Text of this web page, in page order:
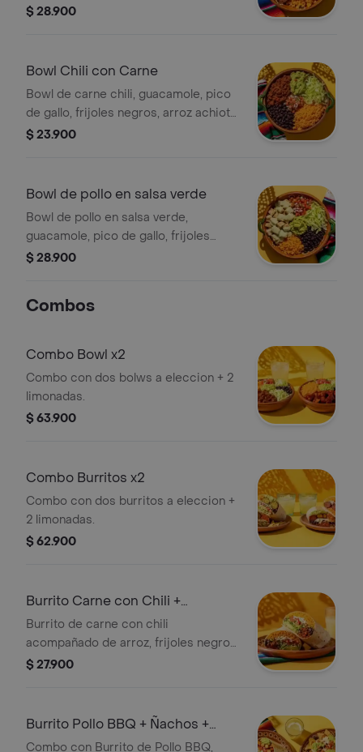
arroz achiote y lechuga.
$ 28.900
Bowl Chili con Carne
Bowl de carne chili, guacamole, pico
de gallo, frijoles negros, arroz achiote,
lechuga y salsa verde.
$ 23.900
Bowl de pollo en salsa verde
Bowl de pollo en salsa verde,
guacamole, pico de gallo, frijoles
negros, arroz achiote y lechuga.
$ 28.900
Combos
Combo Bowl x2
Combo con dos bolws a eleccion + 2
limonadas.
$ 63.900
Combo Burritos x2
Combo con dos burritos a eleccion +
2 limonadas.
$ 62.900
Burrito Carne con Chili +
Limonada
Burrito de carne con chili
acompañado de arroz, frijoles negros,
guacamole, tomate y queso, junto a
$ 27.900
Burrito Pollo BBQ + Ñachos +
Limonada
Combo con Burrito de Pollo BBQ,